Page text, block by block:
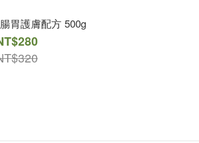
胃護膚配方 500g